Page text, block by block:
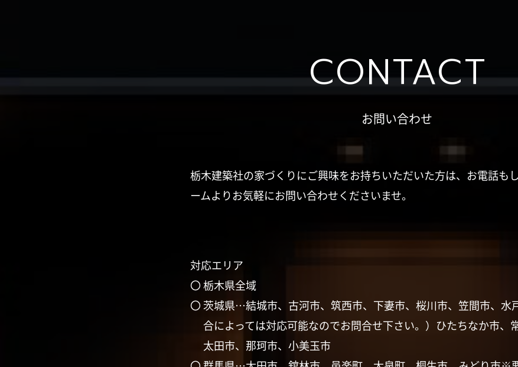
CONTACT
お問い合わせ
栃木建築社の家づくりにご興味をお持ちいただいた方は、お電話も
ームよりお気軽にお問い合わせくださいませ。
対応エリア
〇 栃木県全域
〇 茨城県…結城市、古河市、筑西市、下妻市、桜川市、笠間市、
合によっては対応可能なのでお問合せ下さい。）ひたちなか市、
太田市、那珂市、小美玉市